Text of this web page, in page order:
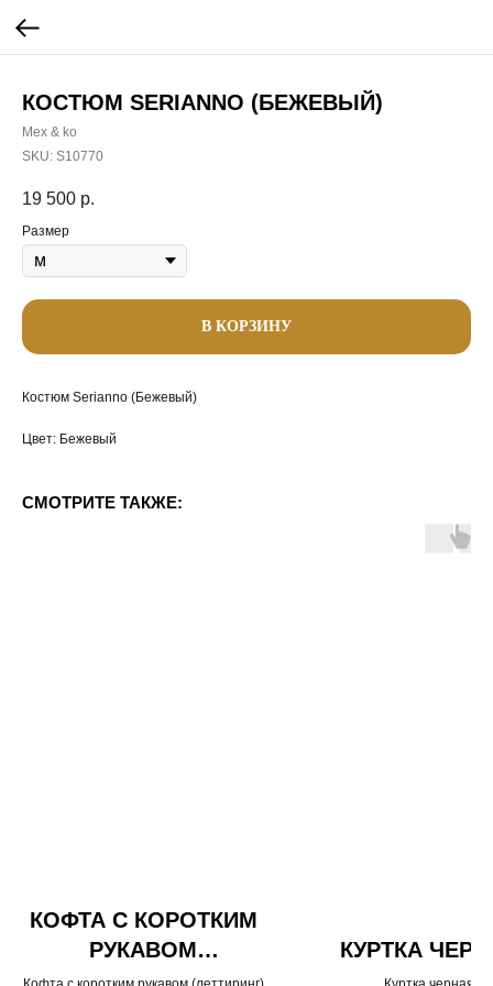
КОСТЮМ SERIANNO (БЕЖЕВЫЙ)
Mex & ko
SKU: S10770
19 500 р.
Размер
В КОРЗИНУ
Костюм Serianno (Бежевый)
Цвет: Бежевый
СМОТРИТЕ ТАКЖЕ:
КОФТА С КОРОТКИМ
РУКАВОМ
(ЛЕТТИРИНГ)
КУРТКА